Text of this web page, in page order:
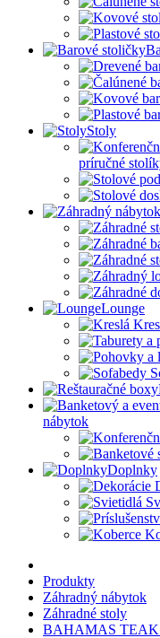
Stoly
príručné
Lounge
nábytok
Doplnky
Produkty
Záhradný nábytok
Záhradné stoly
BAHAMAS TEAK